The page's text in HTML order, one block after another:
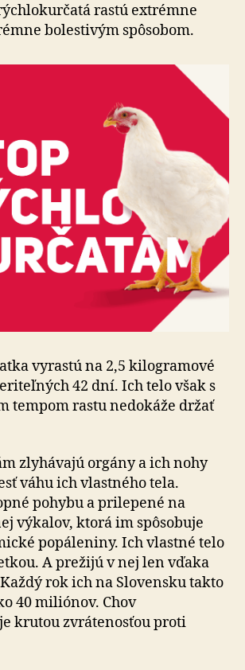
rastú extrémne
bolestivým spôsobom.
vyrastú na 2,5 kilogramové
42 dní. Ich telo však s
tempom rastu nedokáže držať
zlyhávajú orgány a ich nohy
váhu ich vlastného tela.
pohybu a prilepené na
výkalov, ktorá im spô­so­bu­je
popáleniny. Ich vlastné telo
A prežijú v nej len vďaka
rok ich na Slovensku takto
40 mi­li­ó­nov. Chov
krutou zvrátenosťou proti